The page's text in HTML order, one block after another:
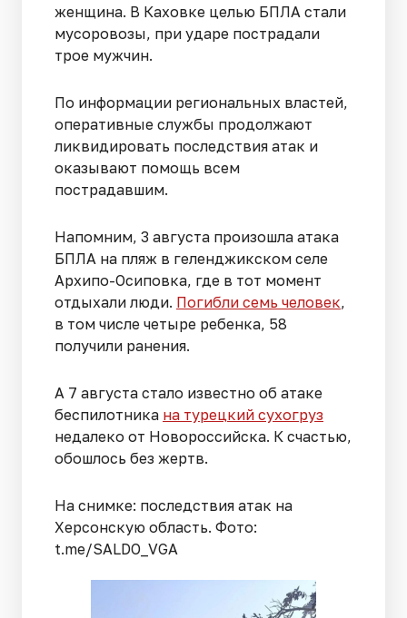
женщина. В Каховке целью БПЛА стали
мусоровозы, при ударе пострадали
трое мужчин.
По информации региональных властей,
оперативные службы продолжают
ликвидировать последствия атак и
оказывают помощь всем
пострадавшим.
Напомним, 3 августа произошла атака
БПЛА на пляж в геленджикском селе
Архипо-Осиповка, где в тот момент
отдыхали люди. Погибли семь человек,
в том числе четыре ребенка, 58
получили ранения.
А 7 августа стало известно об атаке
беспилотника на турецкий сухогруз
недалеко от Новороссийска. К счастью,
обошлось без жертв.
На снимке: последствия атак на
Херсонскую область. Фото:
t.me/SALDO_VGA